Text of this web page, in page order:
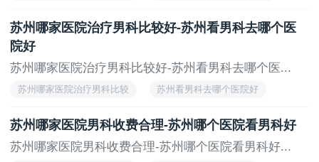
苏州哪家医院治疗男科比较好-苏州看男科去哪个医
院好
苏州哪家医院治疗男科比较好-苏州看男科去哪个医...
苏州哪家医院治疗男科比较 苏州看男科去哪个医院好
苏州哪家医院男科收费合理-苏州哪个医院看男科好
苏州哪家医院男科收费合理-苏州哪个医院看男科好...